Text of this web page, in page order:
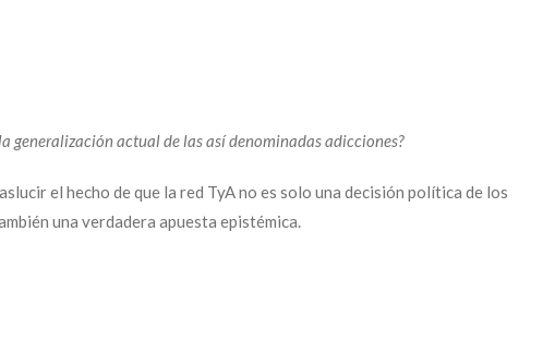
generalización actual de las así denominadas adicciones?
el hecho de que la red TyA no es solo una decisión política de los
una verdadera apuesta epistémica.